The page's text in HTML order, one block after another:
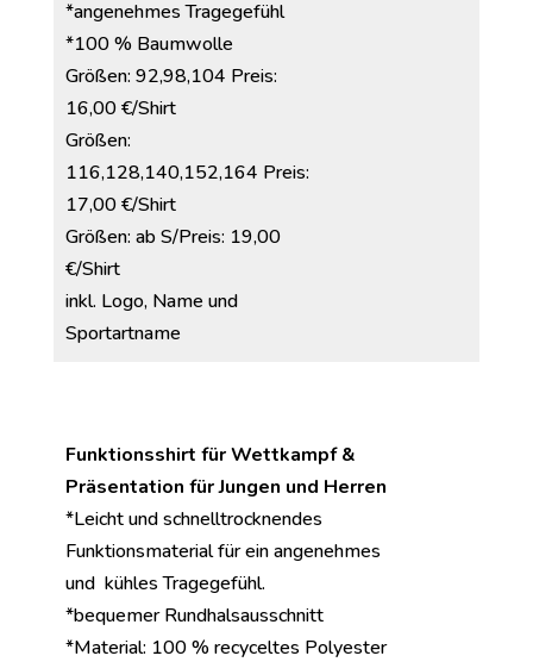
*angenehmes Tragegefühl
*100 % Baumwolle
Größen: 92,98,104 Preis:
16,00 €/Shirt
Größen:
116,128,140,152,164 Preis:
17,00 €/Shirt
Größen: ab S/Preis: 19,00
€/Shirt
inkl. Logo, Name und
Sportartname
Funktionsshirt für Wettkampf &
Präsentation für Jungen und Herren
*Leicht und schnelltrocknendes
Funktionsmaterial für ein angenehmes
und kühles Tragegefühl.
*bequemer Rundhalsausschnitt
*Material: 100 % recyceltes Polyester